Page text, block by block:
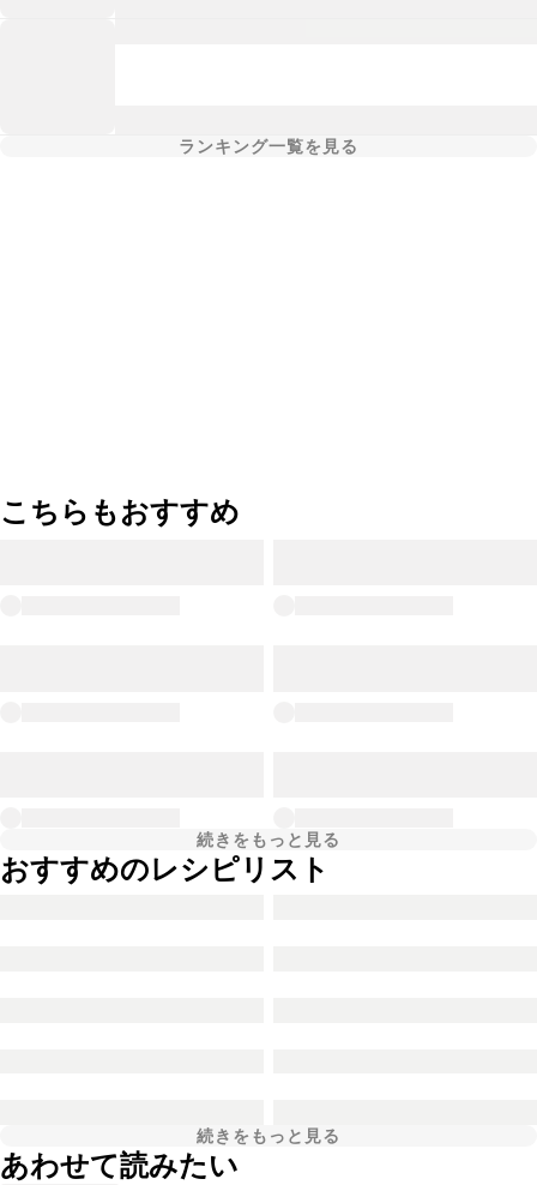
ランキング一覧を見る
こちらもおすすめ
続きをもっと見る
おすすめのレシピリスト
続きをもっと見る
あわせて読みたい